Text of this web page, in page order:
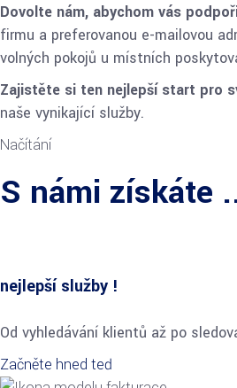
Dovolte nám, abychom vás
firmu a preferovanou e-mailovou
volných pokojů u místních
Zajistěte si ten nejlepší start pro
naše vynikající služby.
Načítání
S námi získáte
nejlepší služby !
Od vyhledávání klientů až po
Začněte hned teď